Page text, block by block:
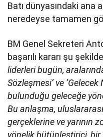
Batı dünyasındaki ana
neredeyse tamamen
BM Genel Sekreteri
başarılı kararı şu
liderleri bugün,
Sözleşmesi’ ve
bulunduğu geleceğe
Bu anlaşma,
gerçeklerine ve yarının
yönelik bütünleştirici, bir